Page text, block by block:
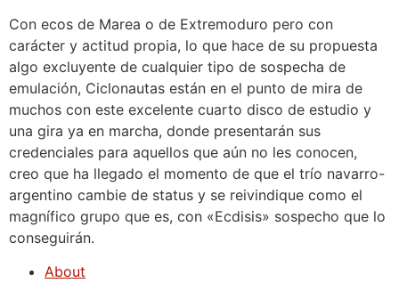
Con ecos de Marea o de Extremoduro pero con
carácter y actitud propia, lo que hace de su propuesta
algo excluyente de cualquier tipo de sospecha de
emulación, Ciclonautas están en el punto de mira de
muchos con este excelente cuarto disco de estudio y
una gira ya en marcha, donde presentarán sus
credenciales para aquellos que aún no les conocen,
creo que ha llegado el momento de que el trío navarro-
argentino cambie de status y se reivindique como el
magnífico grupo que es, con «Ecdisis» sospecho que lo
conseguirán.
About